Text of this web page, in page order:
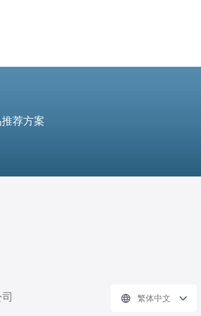
荐方案
繁体中文